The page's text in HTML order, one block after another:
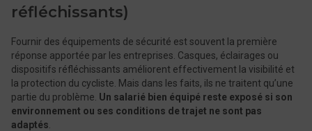
réfléchissants)
Fournir des équipements de sécurité est souvent la première
réponse apportée par les entreprises. Casques, éclairages ou
dispositifs réfléchissants améliorent effectivement la visibilité et
la protection du cycliste. Mais dans les faits, ils ne traitent qu’une
partie du problème. Un salarié bien équipé reste exposé si son
environnement ou ses conditions de trajet ne sont pas
adaptés